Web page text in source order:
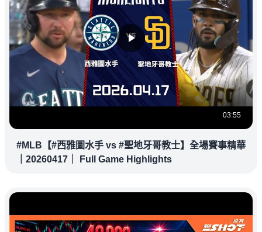
03:55
#MLB【#西雅圖水手 vs #聖地牙哥教士】全場賽事精華
｜20260417｜ Full Game Highlights